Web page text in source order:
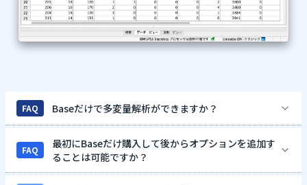
FAQ Baseだけで多変量解析ができますか？
FAQ
最初にBaseだけ購入して後からオプションを追加す
ることは可能ですか？